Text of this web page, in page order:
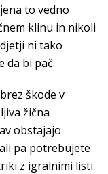
to vedno
klinu in nikoli
ni tako
da bi pač.
škode v
žična
obstajajo
pa potrebujete
z igralnimi listi